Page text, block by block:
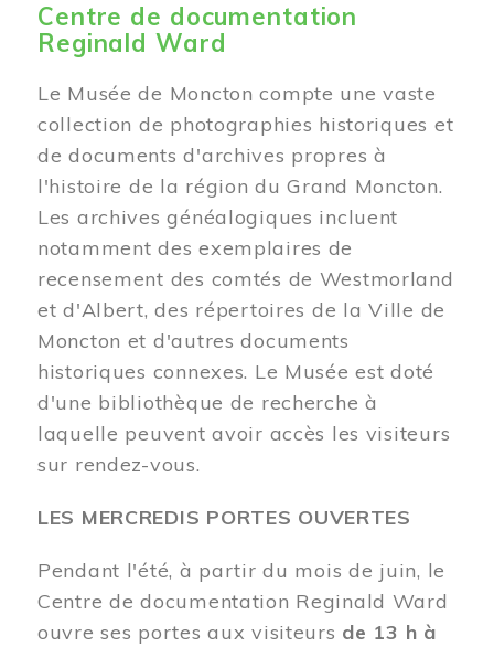
Centre de documentation
Reginald Ward
Le Musée de Moncton compte une vaste
collection de photographies historiques et
de documents d'archives propres à
l'histoire de la région du Grand Moncton.
Les archives généalogiques incluent
notamment des exemplaires de
recensement des comtés de Westmorland
et d'Albert, des répertoires de la Ville de
Moncton et d'autres documents
historiques connexes. Le Musée est doté
d'une bibliothèque de recherche à
laquelle peuvent avoir accès les visiteurs
sur rendez-vous.
LES MERCREDIS PORTES OUVERTES
Pendant l'été, à partir du mois de juin, le
Centre de documentation Reginald Ward
ouvre ses portes aux visiteurs de 13 h à